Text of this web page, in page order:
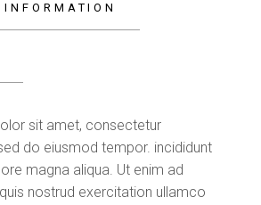
sit amet, consectetur
do eiusmod tempor. incididunt
magna aliqua. Ut enim ad
nostrud exercitation ullamco